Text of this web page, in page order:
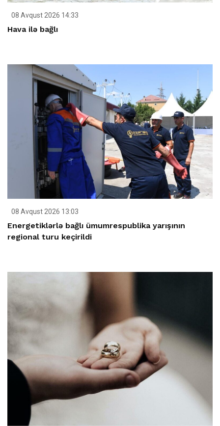
08 Avqust 2026 14:33
Hava ilə bağlı
08 Avqust 2026 13:03
Energetiklərlə bağlı ümumrespublika yarışının
regional turu keçirildi